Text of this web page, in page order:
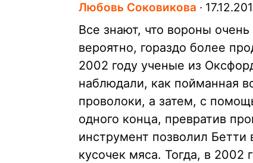
Любовь Соковикова ∙
Все знают, что вороны
вероятно, гораздо более
2002 году ученые из
наблюдали, как пойманная
проволоки, а затем, с
одного конца, превратив
инструмент позволил
кусочек мяса. Тогда, в 2002